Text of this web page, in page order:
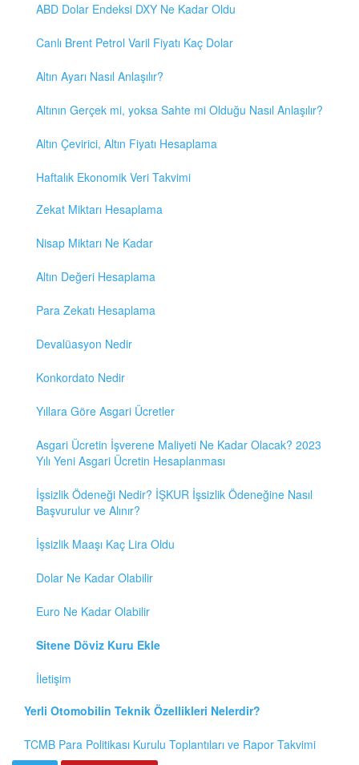
ABD Dolar Endeksi DXY Ne Kadar Oldu
Canlı Brent Petrol Varil Fiyatı Kaç Dolar
Altın Ayarı Nasıl Anlaşılır?
Altının Gerçek mi, yoksa Sahte mi Olduğu Nasıl Anlaşılır?
Altın Çevirici, Altın Fiyatı Hesaplama
Haftalık Ekonomik Veri Takvimi
Zekat Miktarı Hesaplama
Nisap Miktarı Ne Kadar
Altın Değeri Hesaplama
Para Zekatı Hesaplama
Devalüasyon Nedir
Konkordato Nedir
Yıllara Göre Asgari Ücretler
Asgari Ücretin İşverene Maliyeti Ne Kadar Olacak? 2023
Yılı Yeni Asgari Ücretin Hesaplanması
İşsizlik Ödeneği Nedir? İŞKUR İşsizlik Ödeneğine Nasıl
Başvurulur ve Alınır?
İşsizlik Maaşı Kaç Lira Oldu
Dolar Ne Kadar Olabilir
Euro Ne Kadar Olabilir
Sitene Döviz Kuru Ekle
İletişim
Yerli Otomobilin Teknik Özellikleri Nelerdir?
TCMB Para Politikası Kurulu Toplantıları ve Rapor Takvimi